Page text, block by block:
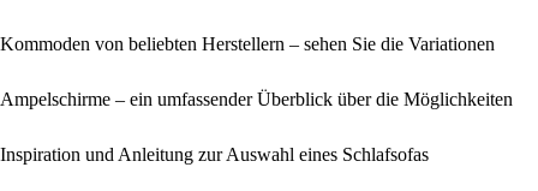
Kommoden von beliebten Herstellern – sehen Sie die Variationen
Ampelschirme – ein umfassender Überblick über die Möglichkeiten
Inspiration und Anleitung zur Auswahl eines Schlafsofas